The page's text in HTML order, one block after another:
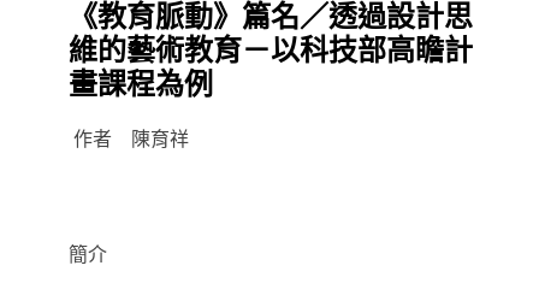
《教育脈動》篇名／透過設計思
維的藝術教育－以科技部高瞻計
畫課程為例
作者 陳育祥
簡介